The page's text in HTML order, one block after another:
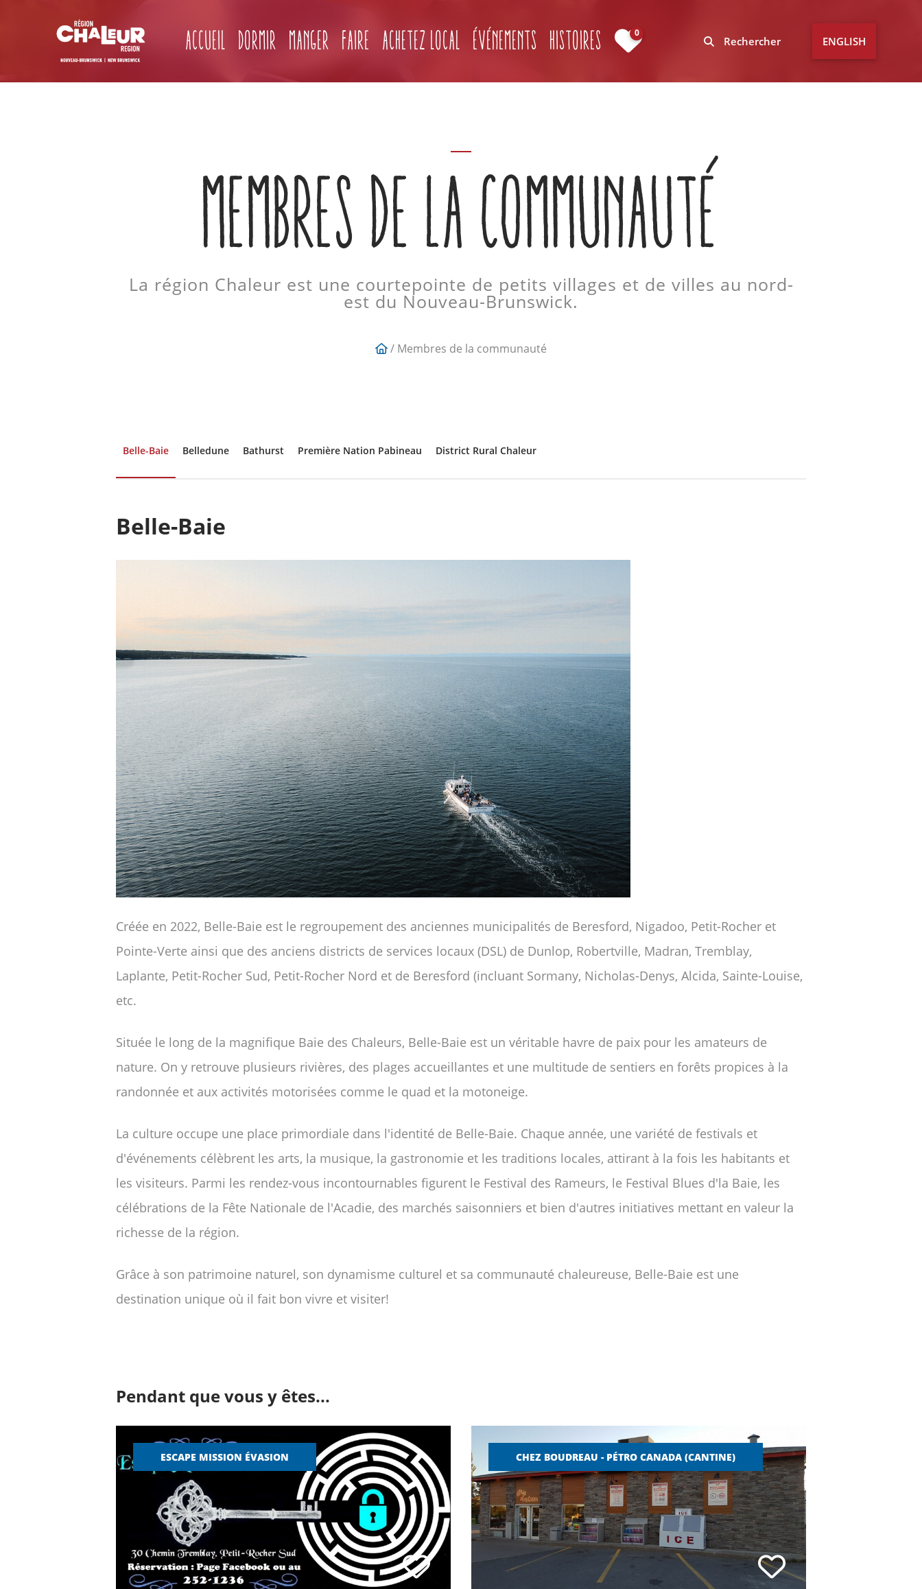
Accueil Dormir Manger Faire Achetez local Événements Histoires 0
Rechercher ENGLISH
MEMBRES DE LA COMMUNAUTÉ
La région Chaleur est une courtepointe de petits villages et de villes au nord-
est du Nouveau-Brunswick.
/ Membres de la communauté
Belle-Baie Belledune Bathurst Première Nation Pabineau District Rural Chaleur
Belle-Baie
Créée en 2022, Belle-Baie est le regroupement des anciennes municipalités de Beresford, Nigadoo, Petit-Rocher et
Pointe-Verte ainsi que des anciens districts de services locaux (DSL) de Dunlop, Robertville, Madran, Tremblay,
Laplante, Petit-Rocher Sud, Petit-Rocher Nord et de Beresford (incluant Sormany, Nicholas-Denys, Alcida, Sainte-Louise,
etc.
Située le long de la magnifique Baie des Chaleurs, Belle-Baie est un véritable havre de paix pour les amateurs de
nature. On y retrouve plusieurs rivières, des plages accueillantes et une multitude de sentiers en forêts propices à la
randonnée et aux activités motorisées comme le quad et la motoneige.
La culture occupe une place primordiale dans l'identité de Belle-Baie. Chaque année, une variété de festivals et
d'événements célèbrent les arts, la musique, la gastronomie et les traditions locales, attirant à la fois les habitants et
les visiteurs. Parmi les rendez-vous incontournables figurent le Festival des Rameurs, le Festival Blues d'la Baie, les
célébrations de la Fête Nationale de l'Acadie, des marchés saisonniers et bien d'autres initiatives mettant en valeur la
richesse de la région.
Grâce à son patrimoine naturel, son dynamisme culturel et sa communauté chaleureuse, Belle-Baie est une
destination unique où il fait bon vivre et visiter!
Pendant que vous y êtes...
ESCAPE MISSION ÉVASION CHEZ BOUDREAU - PÉTRO CANADA (CANTINE)